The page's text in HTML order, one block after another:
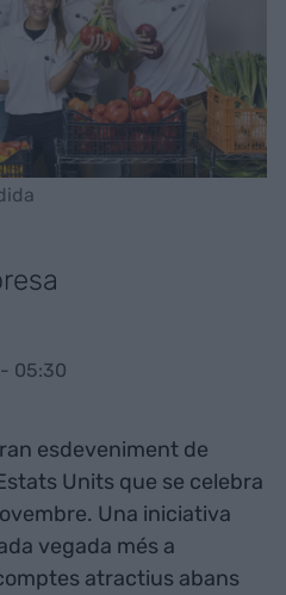
05:30
esdeveniment de
Units que se celebra
Una iniciativa
vegada més a
atractius abans